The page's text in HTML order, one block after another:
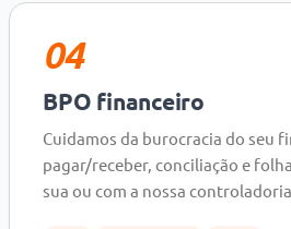
04
BPO financeiro
Cuidamos da burocracia do seu
pagar/receber, conciliação e
sua ou com a nossa